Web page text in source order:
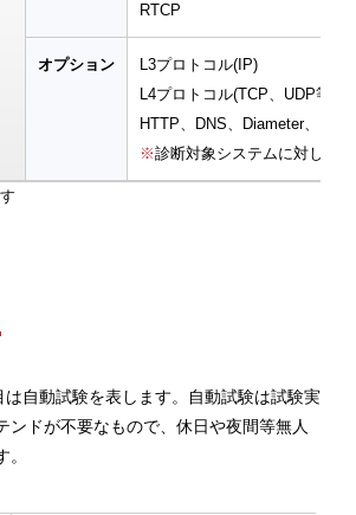
RTCP
オプション
L3プロトコル(IP)
L4プロトコル(TCP、UDP等)
HTTP、DNS、Diameter、
※診断対象システムに対し、
は自動試験を表します。自動試験は試験実
ンドが不要なもので、休日や夜間等無人